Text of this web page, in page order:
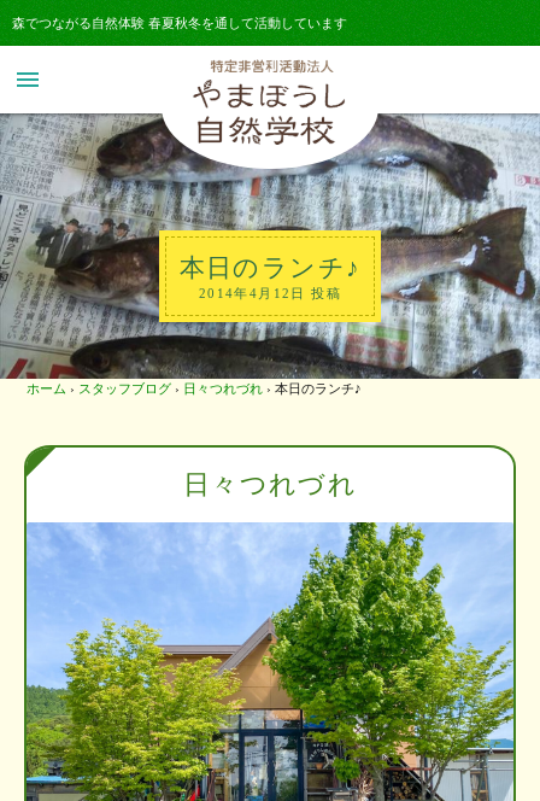
森でつながる自然体験 春夏秋冬を通して活動しています
menu
本日のランチ♪
2014年4月12日 投稿
ホーム › スタッフブログ › 日々つれづれ › 本日のランチ♪
日々つれづれ